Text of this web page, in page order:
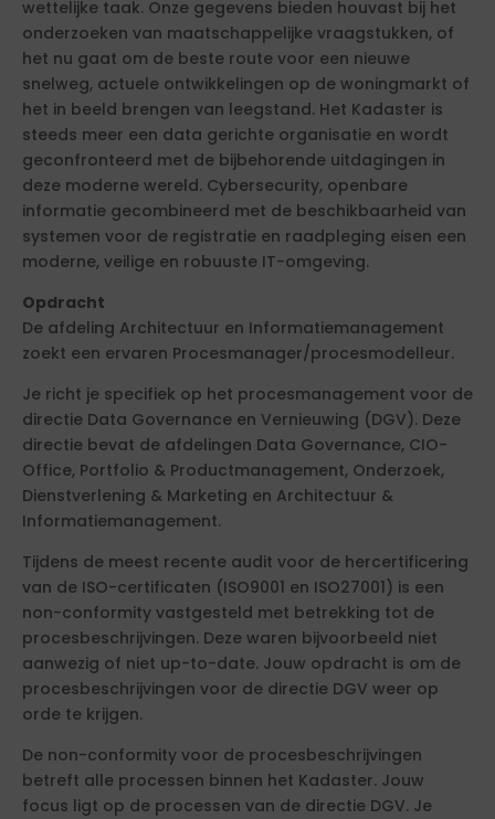
wettelijke taak. Onze gegevens bieden houvast bij het
onderzoeken van maatschappelijke vraagstukken, of
het nu gaat om de beste route voor een nieuwe
snelweg, actuele ontwikkelingen op de woningmarkt of
het in beeld brengen van leegstand. Het Kadaster is
steeds meer een data gerichte organisatie en wordt
geconfronteerd met de bijbehorende uitdagingen in
deze moderne wereld. Cybersecurity, openbare
informatie gecombineerd met de beschikbaarheid van
systemen voor de registratie en raadpleging eisen een
moderne, veilige en robuuste IT-omgeving.
Opdracht
De afdeling Architectuur en Informatiemanagement
zoekt een ervaren Procesmanager/procesmodelleur.
Je richt je specifiek op het procesmanagement voor de
directie Data Governance en Vernieuwing (DGV). Deze
directie bevat de afdelingen Data Governance, CIO-
Office, Portfolio & Productmanagement, Onderzoek,
Dienstverlening & Marketing en Architectuur &
Informatiemanagement.
Tijdens de meest recente audit voor de hercertificering
van de ISO-certificaten (ISO9001 en ISO27001) is een
non-conformity vastgesteld met betrekking tot de
procesbeschrijvingen. Deze waren bijvoorbeeld niet
aanwezig of niet up-to-date. Jouw opdracht is om de
procesbeschrijvingen voor de directie DGV weer op
orde te krijgen.
De non-conformity voor de procesbeschrijvingen
betreft alle processen binnen het Kadaster. Jouw
focus ligt op de processen van de directie DGV. Je